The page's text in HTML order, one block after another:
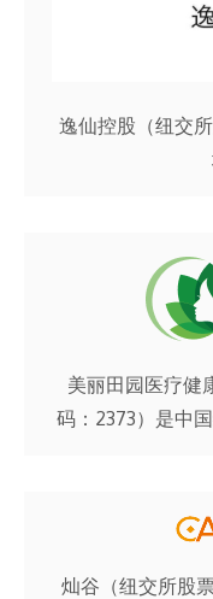
逸仙控股（纽交
美丽田园医疗健
码：2373）是中
灿谷（纽交所股